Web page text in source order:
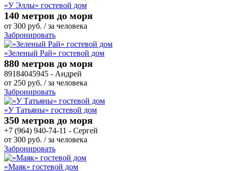
«У Эллы» гостевой дом
140 метров до моря
от 300 руб. / за человека
Забронировать
«Зеленый Рай» гостевой дом
880 метров до моря
89184045945 - Андрей
от 250 руб. / за человека
Забронировать
«У Татьяны» гостевой дом
350 метров до моря
+7 (964) 940-74-11 - Сергей
от 300 руб. / за человека
Забронировать
«Маяк» гостевой дом